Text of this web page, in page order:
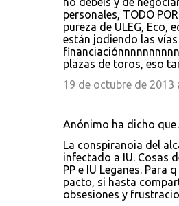
personales, TODO
pureza de ULEG, Eco,
están jodiendo las
plazas de toros, eso
19 de octubre de 2013
Anónimo ha dicho
La conspiranoia del
infectado a IU. Cosas
PP e IU Leganes. Para
pacto, si hasta
obsesiones y